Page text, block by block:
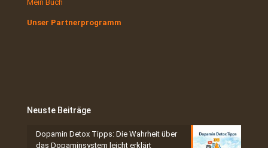
Mein Buch
Unser Partnerprogramm
Neuste Beiträge
Dopamin Detox Tipps: Die Wahrheit über
das Dopaminsystem leicht erklärt